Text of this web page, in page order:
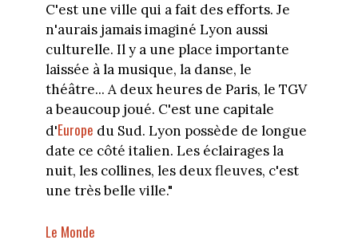
C'est une ville qui a fait des efforts. Je
n'aurais jamais imaginé Lyon aussi
culturelle. Il y a une place importante
laissée à la musique, la danse, le
théâtre... A deux heures de Paris, le TGV
a beaucoup joué. C'est une capitale
d'Europe du Sud. Lyon possède de longue
date ce côté italien. Les éclairages la
nuit, les collines, les deux fleuves, c'est
une très belle ville."
Le Monde